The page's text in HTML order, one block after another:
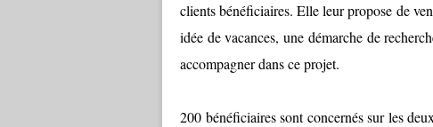
clients bénéficiaires. Elle leur propose de
idée de vacances, une démarche de
accompagner dans ce projet.
200 bénéficiaires sont concernés sur les